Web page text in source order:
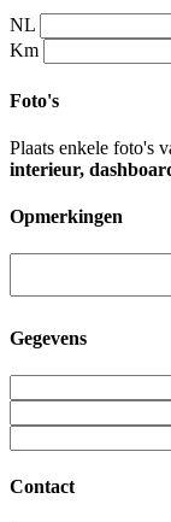
NL
Km
Foto's
Plaats enkele foto's
interieur,
Opmerkingen
Gegevens
Contact